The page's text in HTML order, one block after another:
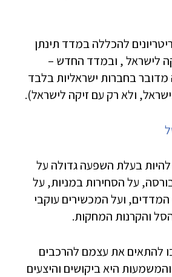
להכללה במדד תינתן
לישראל , ובמדד החדש –
15, יהיה מדובר בחברות ישראליות בלבד
ולא רק עם זיקה לישראל).
בעלת השפעה גדולה על
על הסחירות במניות, על
ועל המכשירים עוקבי
והקרנות המחקות.
להתאים את עצמם להרכבים
היא ביקושים והיצעים